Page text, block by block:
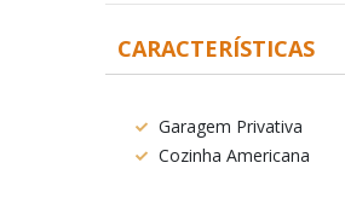
CARACTERÍSTICAS
Garagem Privativa
Cozinha Americana